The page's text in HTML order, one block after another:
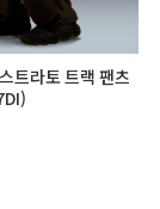
트라토 트랙 팬츠